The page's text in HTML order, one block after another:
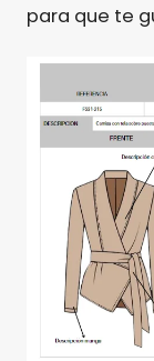
para que te